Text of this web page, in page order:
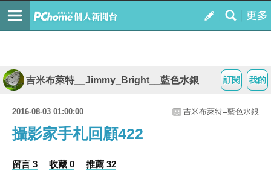
我的
訂閱
吉米布萊特__Jimmy_Bright__藍色水銀
2016-08-03 01:00:00 吉米布萊特=藍色水銀
攝影家手札回顧422
留言 3 收藏 0 推薦 32